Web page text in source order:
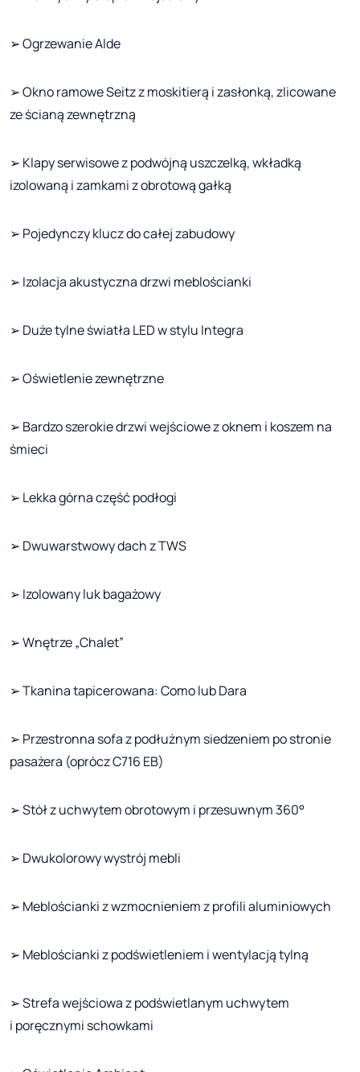
➢ Ogrzewanie Alde
➢ Okno ramowe Seitz z moskitierą i zasłonką, zlicowane
ze ścianą zewnętrzną
➢ Klapy serwisowe z podwójną uszczelką, wkładką
izolowaną i zamkami z obrotową gałką
➢ Pojedynczy klucz do całej zabudowy
➢ Izolacja akustyczna drzwi meblościanki
➢ Duże tylne światła LED w stylu Integra
➢ Oświetlenie zewnętrzne
➢ Bardzo szerokie drzwi wejściowe z oknem i koszem na
śmieci
➢ Lekka górna część podłogi
➢ Dwuwarstwowy dach z TWS
➢ Izolowany luk bagażowy
➢ Wnętrze „Chalet”
➢ Tkanina tapicerowana: Como lub Dara
➢ Przestronna sofa z podłużnym siedzeniem po stronie
pasażera (oprócz C716 EB)
➢ Stół z uchwytem obrotowym i przesuwnym 360°
➢ Dwukolorowy wystrój mebli
➢ Meblościanki z wzmocnieniem z profili aluminiowych
➢ Meblościanki z podświetleniem i wentylacją tylną
➢ Strefa wejściowa z podświetlanym uchwytem
i poręcznymi schowkami